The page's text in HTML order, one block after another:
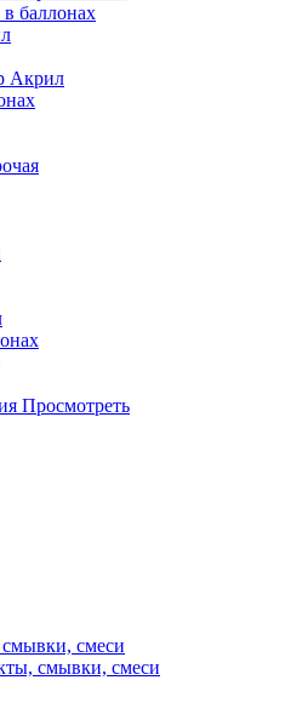
баллонах
Акрил
Просмотреть
смеси
смывки, смеси